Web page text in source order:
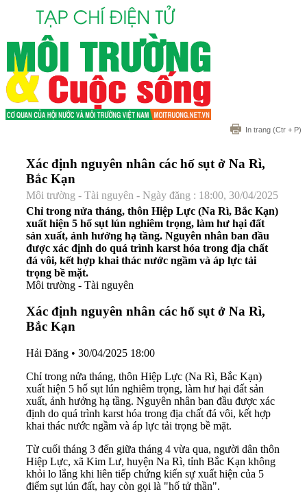
In trang (Ctr + P)
Xác định nguyên nhân các hố sụt ở Na Rì,
Bắc Kạn
Môi trường - Tài nguyên - Ngày đăng : 18:00, 30/04/2025
Chỉ trong nửa tháng, thôn Hiệp Lực (Na Rì, Bắc Kạn)
xuất hiện 5 hố sụt lún nghiêm trọng, làm hư hại đất
sản xuất, ảnh hưởng hạ tầng. Nguyên nhân ban đầu
được xác định do quá trình karst hóa trong địa chất
đá vôi, kết hợp khai thác nước ngầm và áp lực tải
trọng bề mặt.
Môi trường - Tài nguyên
Xác định nguyên nhân các hố sụt ở Na Rì,
Bắc Kạn
Hải Đăng • 30/04/2025 18:00
Chỉ trong nửa tháng, thôn Hiệp Lực (Na Rì, Bắc Kạn)
xuất hiện 5 hố sụt lún nghiêm trọng, làm hư hại đất sản
xuất, ảnh hưởng hạ tầng. Nguyên nhân ban đầu được xác
định do quá trình karst hóa trong địa chất đá vôi, kết hợp
khai thác nước ngầm và áp lực tải trọng bề mặt.
Từ cuối tháng 3 đến giữa tháng 4 vừa qua, người dân thôn
Hiệp Lực, xã Kim Lư, huyện Na Rì, tỉnh Bắc Kạn không
khỏi lo lắng khi liên tiếp chứng kiến sự xuất hiện của 5
điểm sụt lún đất, hay còn gọi là "hố tử thần".